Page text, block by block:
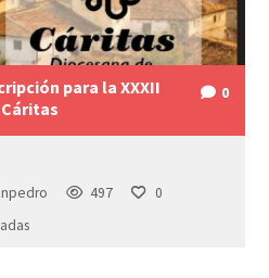
para la XXXII
0
497
0